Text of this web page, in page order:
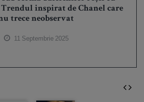
inspirat de Chanel care
trece neobservat
11 Septembrie 2025